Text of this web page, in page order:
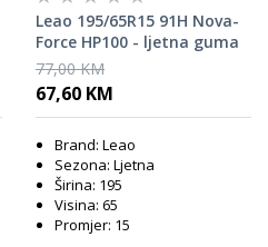
Leao 195/65R15 91H Nova-
Force HP100 - ljetna guma
77,00 KM
67,60 KM
Brand: Leao
Sezona: Ljetna
Širina: 195
Visina: 65
Promjer: 15